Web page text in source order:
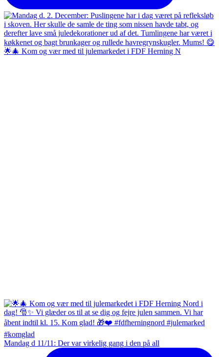
🌟🎄 Kom og vær med til julemarkedet i FDF Herning N
Mandag d 11/11: Der var virkelig gang i den på all